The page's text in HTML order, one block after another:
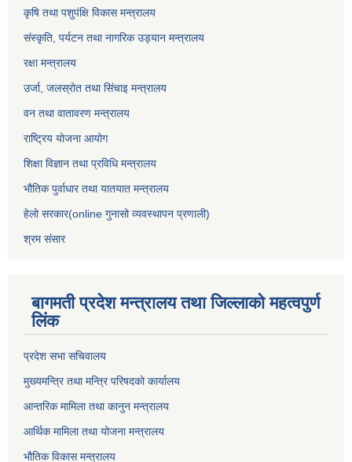
कृषि तथा पशुपंक्षि विकास मन्त्रालय
संस्कृति, पर्यटन तथा नागरिक उड्‍यान मन्त्रालय
रक्षा मन्त्रालय
उर्जा, जलस्रोत तथा सिंचाइ मन्त्रालय
वन तथा वातावरण मन्त्रालय
राष्ट्रिय योजना आयोग
शिक्षा विज्ञान तथा प्रविधि मन्त्रालय
भौतिक पुर्वाधार तथा यातयात मन्त्रालय
हेलो सरकार(online गुनासो व्यवस्थापन प्रणाली)
श्रम संसार
बागमती प्रदेश मन्त्रालय तथा जिल्लाको महत्वपुर्ण
लिंक
प्रदेश सभा सचिवालय
मुख्यमन्त्रि तथा मन्त्रि परिषदको कार्यालय
आन्तरिक मामिला तथा कानुन मन्त्रालय
आर्थिक मामिला तथा योजना मन्त्रालय
भौतिक विकास मन्त्रालय